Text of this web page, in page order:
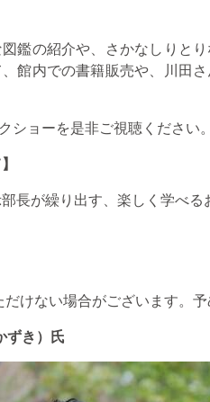
鑑の紹介や、さかなしりと
館内での書籍販売や、川田
ショーを是非ご視聴ください。
長が繰り出す、楽しく学べる
けない場合がございます。予
ずき）氏